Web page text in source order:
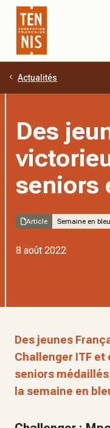
Aller au contenu
Actualités
Des
seniors
Article Semaine en bleu
8 août 2022
Des jeunes
Challenger ITF et
seniors
la semaine en